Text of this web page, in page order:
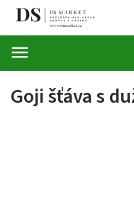
Goji šťáva s